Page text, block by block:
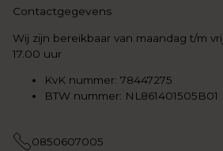
Contactgegevens
Wij zijn bereikbaar van maandag t/m
17.00 uur
KvK nummer: 78447275
BTW nummer: NL861401505B01
0850607005